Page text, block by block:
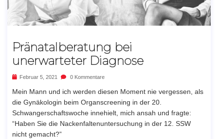
Pränatalberatung bei
unerwarteter Diagnose
Februar 5, 2021 0 Kommentare
Mein Mann und ich werden diesen Moment nie vergessen, als
die Gynäkologin beim Organscreening in der 20.
Schwangerschaftswoche innehielt, mich ansah und fragte:
“Haben Sie die Nackenfaltenuntersuchung in der 12. SSW
nicht gemacht?”